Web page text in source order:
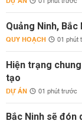
Quảng Ninh,
QUY HOẠCH 01 phút
Hiện trạng
tạo
DỰ ÁN 01 phút trước
Bắc Ninh sẽ đón